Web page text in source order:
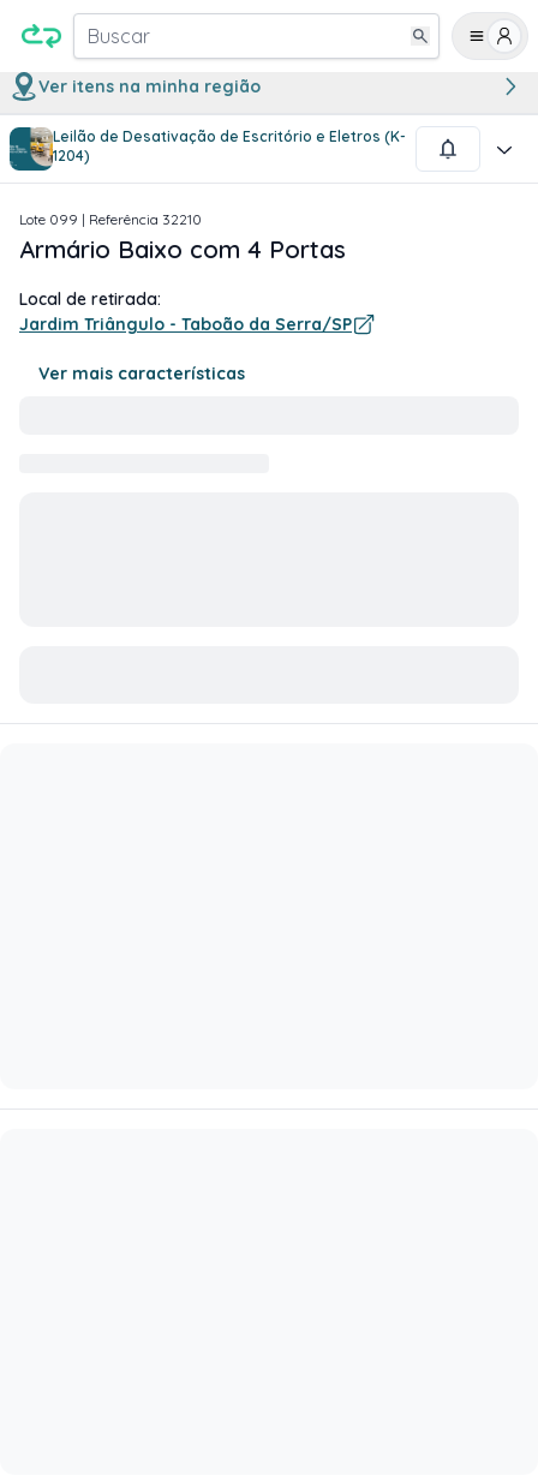
Buscar
Ver itens na minha região
Leilão de Desativação de Escritório e Eletros (K-
1204)
1/1
Lote 099 | Referência 32210
Armário Baixo com 4 Portas
Local de retirada:
Jardim Triângulo - Taboão da Serra/SP
Ver mais características